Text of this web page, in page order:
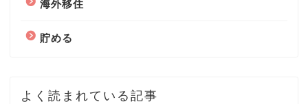
海外移住
貯める
よく読まれている記事